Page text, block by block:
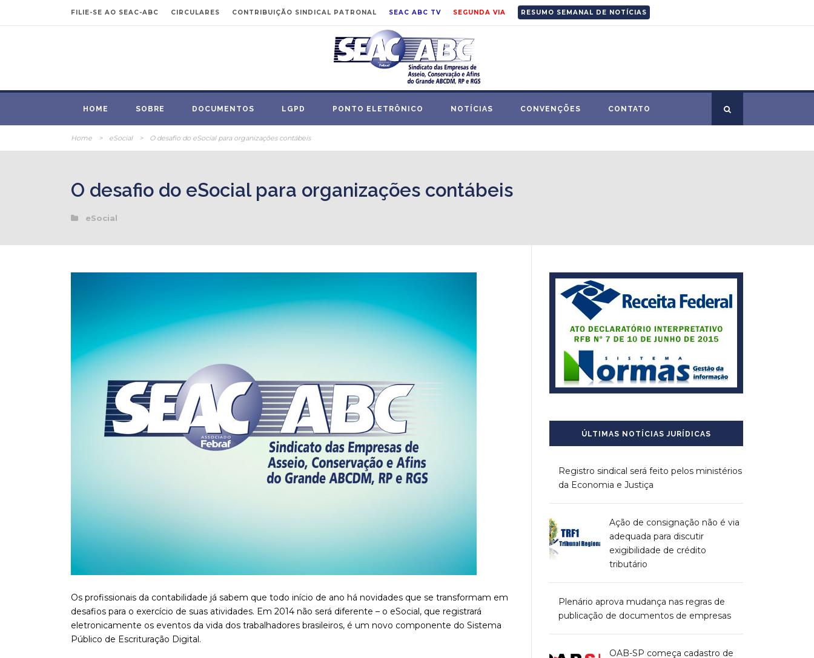
FILIE-SE AO SEAC-ABC CIRCULARES CONTRIBUIÇÃO SINDICAL PATRONAL SEAC ABC TV SEGUNDA VIA RESUMO SEMANAL DE NOTÍCIAS
HOME SOBRE DOCUMENTOS LGPD PONTO ELETRÔNICO NOTÍCIAS CONVENÇÕES CONTATO
Home > eSocial > O desafio do eSocial para organizações contábeis
O desafio do eSocial para organizações contábeis
eSocial
Os profissionais da contabilidade já sabem que todo início de ano há novidades que se transformam em
desafios para o exercício de suas atividades. Em 2014 não será diferente – o eSocial, que registrará
eletronicamente os eventos da vida dos trabalhadores brasileiros, é um novo componente do Sistema
Público de Escrituração Digital.
ÚLTIMAS NOTÍCIAS JURÍDICAS
Registro sindical será feito pelos ministérios
da Economia e Justiça
Ação de consignação não é via
adequada para discutir
exigibilidade de crédito
tributário
Plenário aprova mudança nas regras de
publicação de documentos de empresas
OAB-SP começa cadastro de